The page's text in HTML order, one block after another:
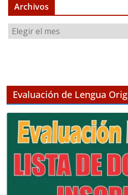
Archivos
r
o
Evaluación de Lengua